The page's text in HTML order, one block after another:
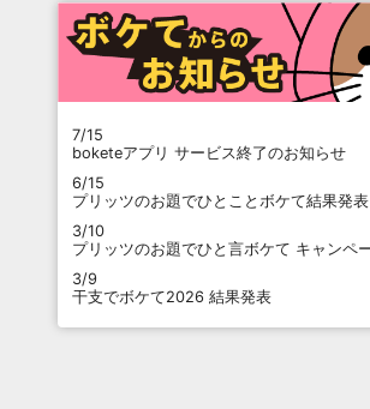
7/15
boketeアプリ サービス終了のお知らせ
6/15
プリッツのお題でひとことボケて結果発表
3/10
プリッツのお題でひと言ボケて キャンペ
3/9
干支でボケて2026 結果発表